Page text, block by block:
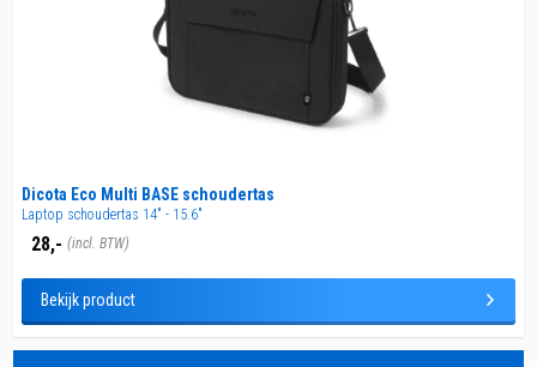
Dicota Eco Multi BASE schoudertas
Laptop schoudertas 14" - 15.6"
28,- (incl. BTW)
Bekijk product